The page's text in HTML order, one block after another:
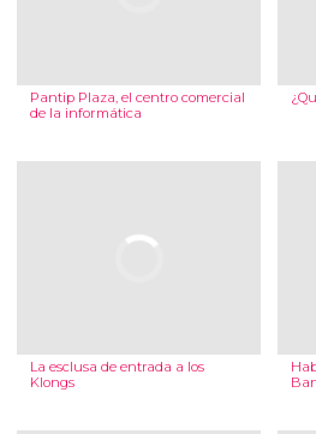
Pantip Plaza, el centro comercial
de la informática
La esclusa de entrada a los
Klongs